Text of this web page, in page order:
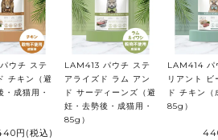
ウチ ステ
チキン（避
・成猫用・
円 (税込)
LAM413 パウチ ステ
アライズド ラム アン
ド サーディーンズ（避
妊・去勢後・成猫用・
85g）
LAM414 パ
リアント ビ
ド チキン（
85g）